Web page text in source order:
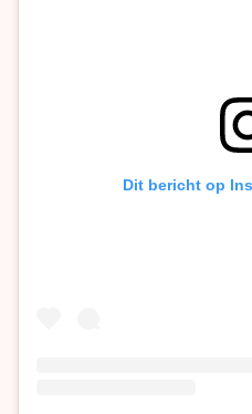
Dit bericht op